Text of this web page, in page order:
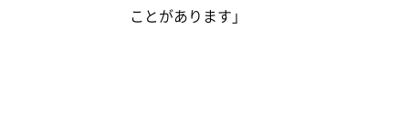
ことがあります」